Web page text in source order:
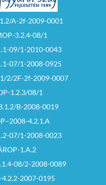
A-2f-2009-0001
3.2.4-08/1
09/1-2010-0043
07/1-2008-0925
2/2F-2f-2009-0007
1.2.3/08/1
B-2008-0019
4.2.1.A
07/1-2008-0023
1.A.2
08/2-2008-0089
4.2.2-2007-0195